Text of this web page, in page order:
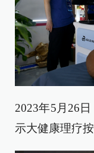
2023年5月26
示大健康理疗按